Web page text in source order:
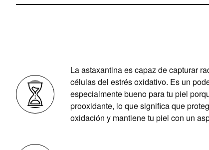
La astaxantina es capaz de capturar
células del estrés oxidativo. Es un
especialmente bueno para tu piel
prooxidante, lo que significa que
oxidación y mantiene tu piel con un